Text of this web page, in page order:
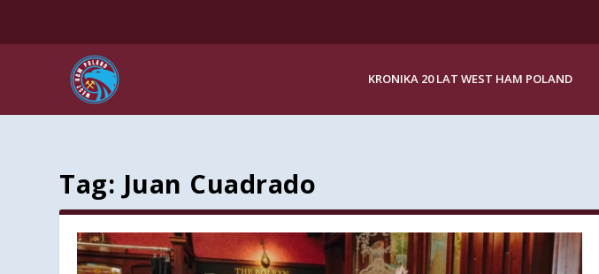
KRONIKA 20 LAT WEST HAM POLAND
Tag: Juan Cuadrado